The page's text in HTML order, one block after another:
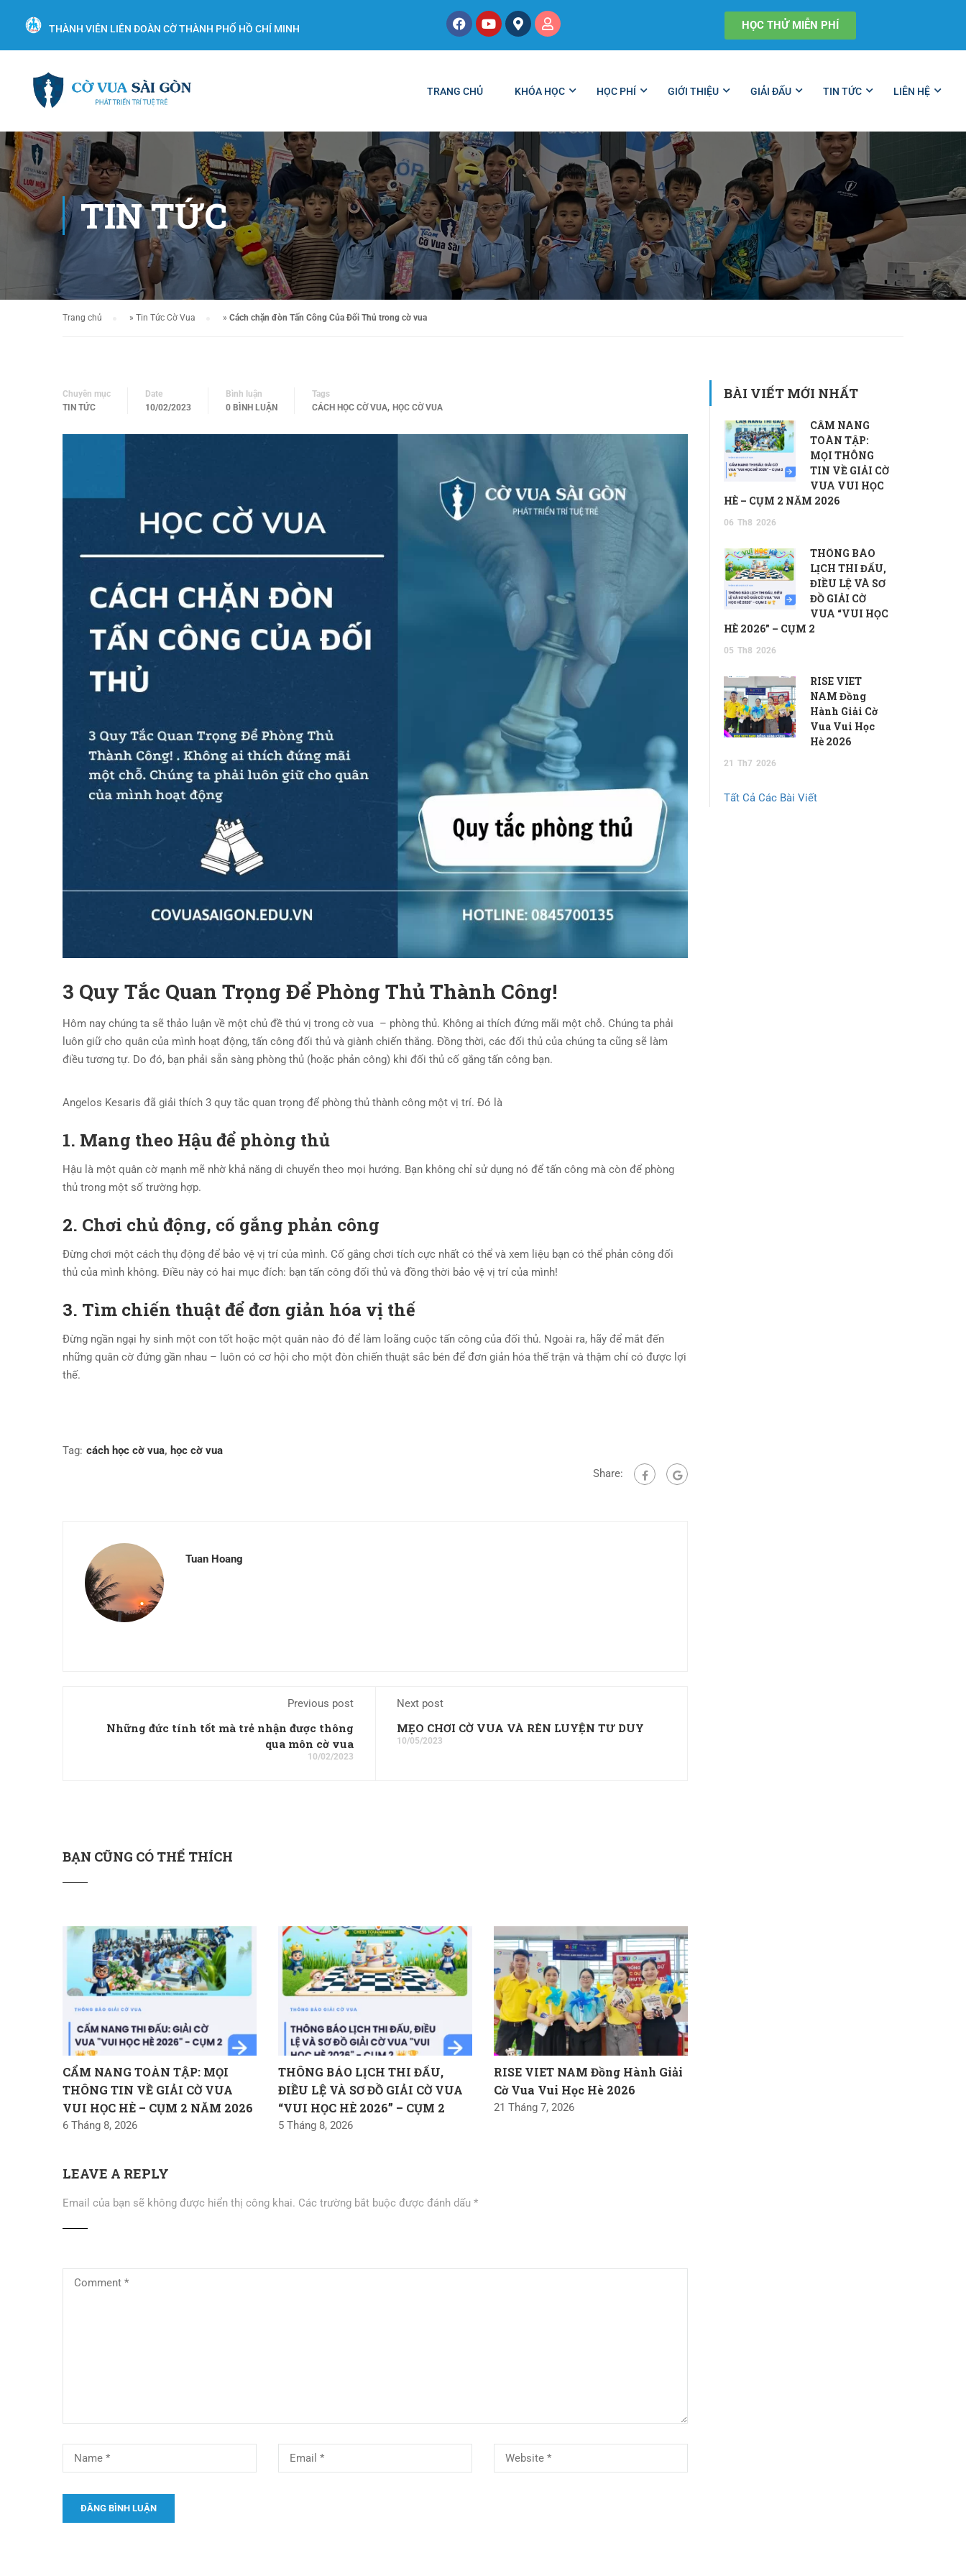
THÀNH VIÊN LIÊN ĐOÀN CỜ THÀNH PHỐ HỒ CHÍ MINH HỌC THỬ MIỄN PHÍ
TRANG CHỦ KHÓA HỌC HỌC PHÍ GIỚI THIỆU GIẢI ĐẤU TIN TỨC LIÊN HỆ
TIN TỨC
Trang chủ » Tin Tức Cờ Vua » Cách chặn đòn Tấn Công Của Đối Thủ trong cờ vua
Chuyên mục
TIN TỨC
Date
10/02/2023
Bình luận
0 BÌNH LUẬN
Tags
CÁCH HỌC CỜ VUA, HỌC CỜ VUA
3 Quy Tắc Quan Trọng Để Phòng Thủ Thành Công!
Hôm nay chúng ta sẽ thảo luận về một chủ đề thú vị trong cờ vua – phòng thủ. Không ai thích đứng mãi một chỗ. Chúng ta phải
luôn giữ cho quân của mình hoạt động, tấn công đối thủ và giành chiến thắng. Đồng thời, các đối thủ của chúng ta cũng sẽ làm
điều tương tự. Do đó, bạn phải sẵn sàng phòng thủ (hoặc phản công) khi đối thủ cố gắng tấn công bạn.
Angelos Kesaris đã giải thích 3 quy tắc quan trọng để phòng thủ thành công một vị trí. Đó là
1. Mang theo Hậu để phòng thủ
Hậu là một quân cờ mạnh mẽ nhờ khả năng di chuyển theo mọi hướng. Bạn không chỉ sử dụng nó để tấn công mà còn để phòng
thủ trong một số trường hợp.
2. Chơi chủ động, cố gắng phản công
Đừng chơi một cách thụ động để bảo vệ vị trí của mình. Cố gắng chơi tích cực nhất có thể và xem liệu bạn có thể phản công đối
thủ của mình không. Điều này có hai mục đích: bạn tấn công đối thủ và đồng thời bảo vệ vị trí của mình!
3. Tìm chiến thuật để đơn giản hóa vị thế
Đừng ngần ngại hy sinh một con tốt hoặc một quân nào đó để làm loãng cuộc tấn công của đối thủ. Ngoài ra, hãy để mắt đến
những quân cờ đứng gần nhau – luôn có cơ hội cho một đòn chiến thuật sắc bén để đơn giản hóa thế trận và thậm chí có được lợi
thế.
Tag: cách học cờ vua, học cờ vua
Share:
Tuan Hoang
Previous post
Những đức tính tốt mà trẻ nhận được thông
qua môn cờ vua
10/02/2023
Next post
MẸO CHƠI CỜ VUA VÀ RÈN LUYỆN TƯ DUY
10/05/2023
BẠN CŨNG CÓ THỂ THÍCH
CẨM NANG TOÀN TẬP: MỌI
THÔNG TIN VỀ GIẢI CỜ VUA
VUI HỌC HÈ – CỤM 2 NĂM 2026
6 Tháng 8, 2026
THÔNG BÁO LỊCH THI ĐẤU,
ĐIỀU LỆ VÀ SƠ ĐỒ GIẢI CỜ VUA
“VUI HỌC HÈ 2026” – CỤM 2
5 Tháng 8, 2026
RISE VIET NAM Đồng Hành Giải
Cờ Vua Vui Học Hè 2026
21 Tháng 7, 2026
LEAVE A REPLY
Email của bạn sẽ không được hiển thị công khai. Các trường bắt buộc được đánh dấu *
BÀI VIẾT MỚI NHẤT
CẨM NANG
TOÀN TẬP:
MỌI THÔNG
TIN VỀ GIẢI CỜ
VUA VUI HỌC
HÈ – CỤM 2 NĂM 2026
06 Th8 2026
THÔNG BÁO
LỊCH THI ĐẤU,
ĐIỀU LỆ VÀ SƠ
ĐỒ GIẢI CỜ
VUA “VUI HỌC
HÈ 2026” – CỤM 2
05 Th8 2026
RISE VIET
NAM Đồng
Hành Giải Cờ
Vua Vui Học
Hè 2026
21 Th7 2026
Tất Cả Các Bài Viết